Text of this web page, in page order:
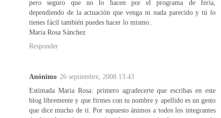
pero seguro que no lo hacen por el programa de feria,
dependiendo de la actuación que venga ni nada parecido y tú lo
tienes fácil también puedes hacer lo mismo..
Maria Rosa Sánchez
Responder
Anónimo 26 septiembre, 2008 13:43
Estimada Maria Rosa: primero agradecerte que escribas en este
blog libremente y que firmes con tu nombre y apellido es un gesto
que dice mucho de ti. Por supuesto ánimos a todos los integrantes